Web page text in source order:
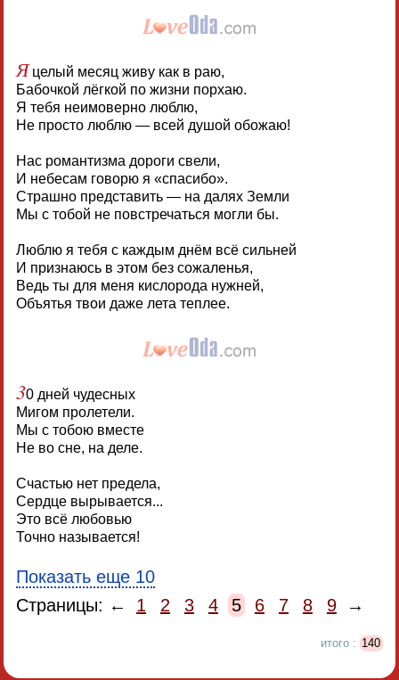
Яцелый месяц живу как в раю,
Бабочкой лёгкой по жизни порхаю.
Я тебя неимоверно люблю,
Не просто люблю — всей душой обожаю!
Нас романтизма дороги свели,
И небесам говорю я «спасибо».
Страшно представить — на далях Земли
Мы с тобой не повстречаться могли бы.
Люблю я тебя с каждым днём всё сильней
И признаюсь в этом без сожаленья,
Ведь ты для меня кислорода нужней,
Объятья твои даже лета теплее.
30 дней чудесных
Мигом пролетели.
Мы с тобою вместе
Не во сне, на деле.
Счастью нет предела,
Сердце вырывается...
Это всё любовью
Точно называется!
Показать еще 10
Страницы: ←
1 2 3 4 5 6 7 8 9 →
итого : 140